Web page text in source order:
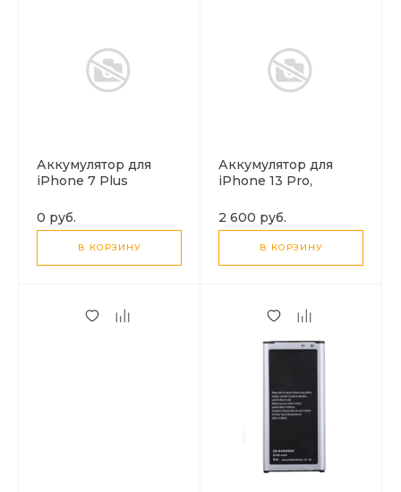
Аккумулятор для
iPhone 7 Plus
J112 Pro
0 руб.
В КОРЗИНУ
Аккумулятор для
iPhone 13 Pro,
J112
2 600 руб.
В КОРЗИНУ